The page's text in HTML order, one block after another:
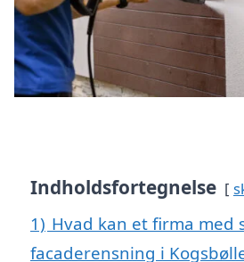
Indholdsfortegnelse
1) Hvad kan et firma med
facaderensning i